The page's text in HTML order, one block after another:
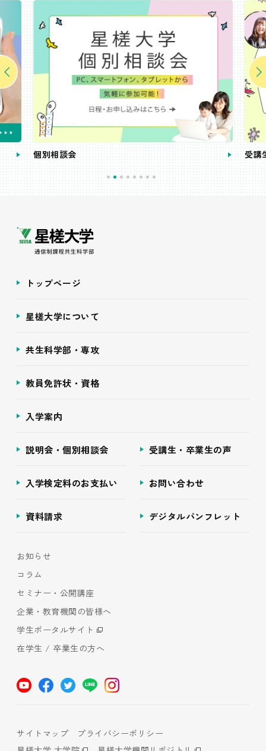
個別相談会 受講
トップページ
星槎大学について
共生科学部・専攻
教員免許状・資格
入学案内
説明会・個別相談会 受講生・卒業生の声
入学検定料のお支払い お問い合わせ
資料請求 デジタルパンフレット
お知らせ
コラム
セミナー・公開講座
企業・教育機関の皆様へ
学生ポータルサイト
在学生 / 卒業生の方へ
サイトマップ
プライバシーポリシー